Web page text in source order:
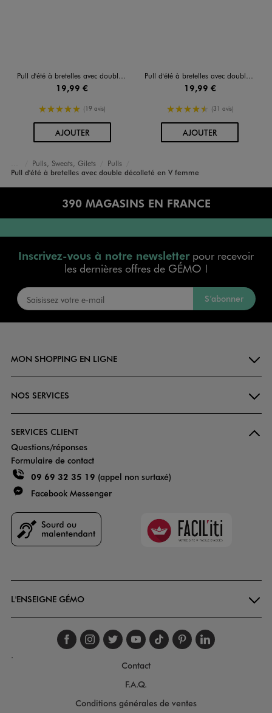
Pull d'été à bretelles avec double décolleté en V femme
19,99 €
5/5 de moyenne
(19 avis)
AJOUTERAU PANIER
Pull d'été à bretelles avec double décolleté en V femme
19,99 €
4.5/5 de moyenne
(31 avis)
AJOUTERAU PANIER
Accueil
Femme
Vêtements
Pulls, Sweats, Gilets
Pulls
Pull d'été à bretelles avec double décolleté en V femme
390 MAGASINS EN FRANCE
Inscrivez-vous à notre newsletterpour recevoir
les dernières offres de GÉMO !
S’abonner
MON SHOPPING EN LIGNE
NOS SERVICES
SERVICES CLIENT
Questions/réponses
Formulaire de contact
09 69 32 35 19 (appel non surtaxé)
Facebook Messenger
Faciliti
L'ENSEIGNE GÉMO
Suivez-nous sur
Suivez-nous sur
Suivez-nous sur
Suivez-nous
Suivez-nous
Suivez-
.
Contact
F.A.Q.
Conditions générales de ventes